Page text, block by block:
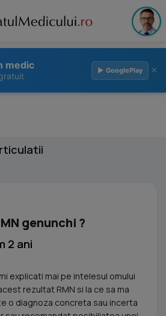
medic ▶ GooglePlay ×
genunchi ?
2 ani
explicati mai pe intelesul omului
rezultat RMN si la ce sa ma
o diagnoza concreta sau incerta